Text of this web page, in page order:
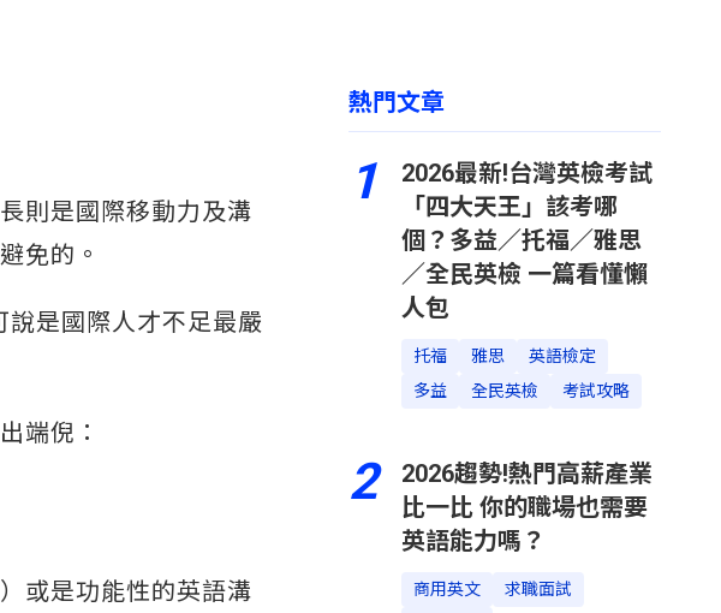
則是國際移動力及溝
免的。
是國際人才不足最嚴
端倪：
或是功能性的英語溝
熱門文章
1
2026最新!台灣英檢考試
「四大天王」該考哪
個？多益／托福／雅思
／全民英檢 一篇看懂懶
人包
托福 雅思
英語檢定
多益
全民英檢 考試攻略
2
2026趨勢!熱門高薪產業
比一比 你的職場也需要
英語能力嗎？
商用英文
求職面試